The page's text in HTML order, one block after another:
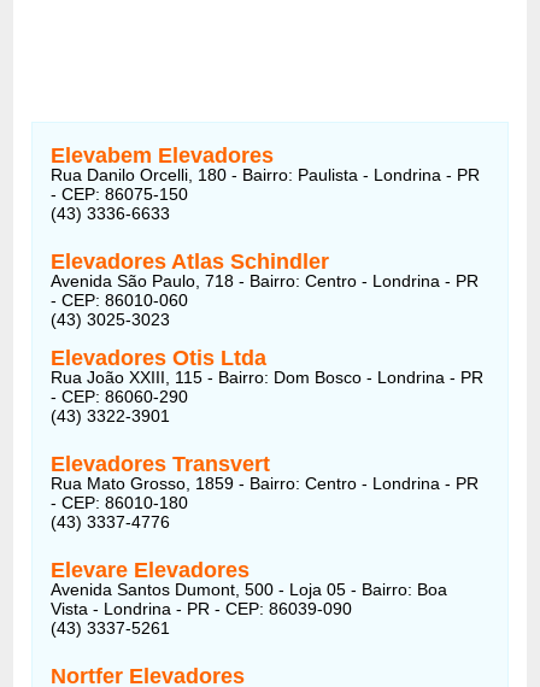
Elevabem Elevadores
Rua Danilo Orcelli, 180 - Bairro: Paulista - Londrina - PR
- CEP: 86075-150
(43) 3336-6633
Elevadores Atlas Schindler
Avenida São Paulo, 718 - Bairro: Centro - Londrina - PR
- CEP: 86010-060
(43) 3025-3023
Elevadores Otis Ltda
Rua João XXIII, 115 - Bairro: Dom Bosco - Londrina - PR
- CEP: 86060-290
(43) 3322-3901
Elevadores Transvert
Rua Mato Grosso, 1859 - Bairro: Centro - Londrina - PR
- CEP: 86010-180
(43) 3337-4776
Elevare Elevadores
Avenida Santos Dumont, 500 - Loja 05 - Bairro: Boa
Vista - Londrina - PR - CEP: 86039-090
(43) 3337-5261
Nortfer Elevadores